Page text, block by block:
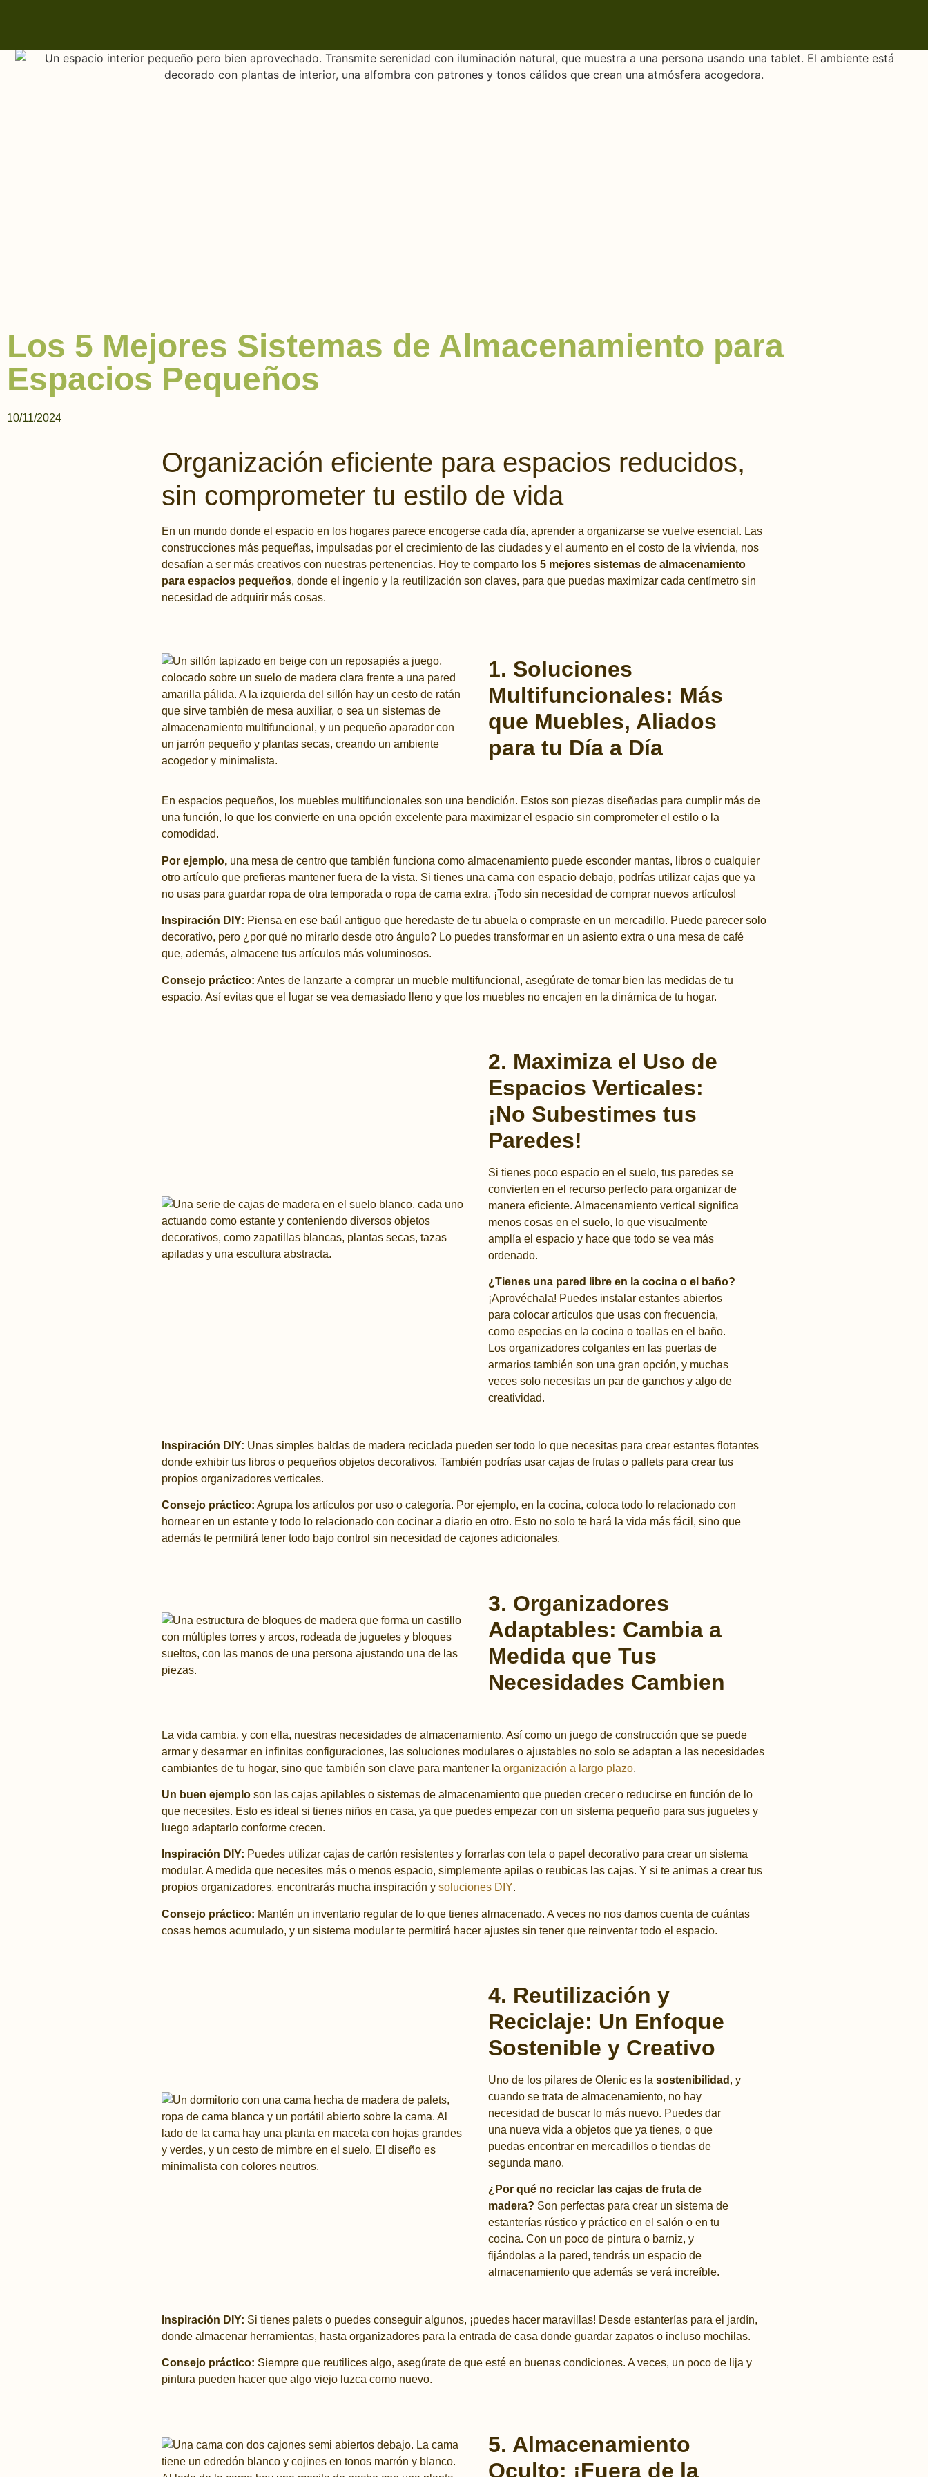
Los 5 Mejores Sistemas de Almacenamiento para
Espacios Pequeños
10/11/2024
Organización eficiente para espacios reducidos,
sin comprometer tu estilo de vida
En un mundo donde el espacio en los hogares parece encogerse cada día, aprender a organizarse se vuelve esencial. Las
construcciones más pequeñas, impulsadas por el crecimiento de las ciudades y el aumento en el costo de la vivienda, nos
desafían a ser más creativos con nuestras pertenencias. Hoy te comparto los 5 mejores sistemas de almacenamiento
para espacios pequeños, donde el ingenio y la reutilización son claves, para que puedas maximizar cada centímetro sin
necesidad de adquirir más cosas.
1. Soluciones
Multifuncionales: Más
que Muebles, Aliados
para tu Día a Día
En espacios pequeños, los muebles multifuncionales son una bendición. Estos son piezas diseñadas para cumplir más de
una función, lo que los convierte en una opción excelente para maximizar el espacio sin comprometer el estilo o la
comodidad.
Por ejemplo,una mesa de centro que también funciona como almacenamiento puede esconder mantas, libros o cualquier
otro artículo que prefieras mantener fuera de la vista. Si tienes una cama con espacio debajo, podrías utilizar cajas que ya
no usas para guardar ropa de otra temporada o ropa de cama extra. ¡Todo sin necesidad de comprar nuevos artículos!
Inspiración DIY: Piensa en ese baúl antiguo que heredaste de tu abuela o compraste en un mercadillo. Puede parecer solo
decorativo, pero ¿por qué no mirarlo desde otro ángulo? Lo puedes transformar en un asiento extra o una mesa de café
que, además, almacene tus artículos más voluminosos.
Consejo práctico: Antes de lanzarte a comprar un mueble multifuncional, asegúrate de tomar bien las medidas de tu
espacio. Así evitas que el lugar se vea demasiado lleno y que los muebles no encajen en la dinámica de tu hogar.
2. Maximiza el Uso de
Espacios Verticales:
¡No Subestimes tus
Paredes!
Si tienes poco espacio en el suelo, tus paredes se
convierten en el recurso perfecto para organizar de
manera eficiente. Almacenamiento vertical significa
menos cosas en el suelo, lo que visualmente
amplía el espacio y hace que todo se vea más
ordenado.
¿Tienes una pared libre en la cocina o el baño?
¡Aprovéchala! Puedes instalar estantes abiertos
para colocar artículos que usas con frecuencia,
como especias en la cocina o toallas en el baño.
Los organizadores colgantes en las puertas de
armarios también son una gran opción, y muchas
veces solo necesitas un par de ganchos y algo de
creatividad.
Inspiración DIY: Unas simples baldas de madera reciclada pueden ser todo lo que necesitas para crear estantes flotantes
donde exhibir tus libros o pequeños objetos decorativos. También podrías usar cajas de frutas o pallets para crear tus
propios organizadores verticales.
Consejo práctico: Agrupa los artículos por uso o categoría. Por ejemplo, en la cocina, coloca todo lo relacionado con
hornear en un estante y todo lo relacionado con cocinar a diario en otro. Esto no solo te hará la vida más fácil, sino que
además te permitirá tener todo bajo control sin necesidad de cajones adicionales.
3. Organizadores
Adaptables: Cambia a
Medida que Tus
Necesidades Cambien
La vida cambia, y con ella, nuestras necesidades de almacenamiento. Así como un juego de construcción que se puede
armar y desarmar en infinitas configuraciones, las soluciones modulares o ajustables no solo se adaptan a las necesidades
cambiantes de tu hogar, sino que también son clave para mantener la organización a largo plazo.
Un buen ejemploson las cajas apilables o sistemas de almacenamiento que pueden crecer o reducirse en función de lo
que necesites. Esto es ideal si tienes niños en casa, ya que puedes empezar con un sistema pequeño para sus juguetes y
luego adaptarlo conforme crecen.
Inspiración DIY: Puedes utilizar cajas de cartón resistentes y forrarlas con tela o papel decorativo para crear un sistema
modular. A medida que necesites más o menos espacio, simplemente apilas o reubicas las cajas. Y si te animas a crear tus
propios organizadores, encontrarás mucha inspiración y soluciones DIY.
Consejo práctico: Mantén un inventario regular de lo que tienes almacenado. A veces no nos damos cuenta de cuántas
cosas hemos acumulado, y un sistema modular te permitirá hacer ajustes sin tener que reinventar todo el espacio.
4. Reutilización y
Reciclaje: Un Enfoque
Sostenible y Creativo
Uno de los pilares de Olenic es la sostenibilidad , y
cuando se trata de almacenamiento, no hay
necesidad de buscar lo más nuevo. Puedes dar
una nueva vida a objetos que ya tienes, o que
puedas encontrar en mercadillos o tiendas de
segunda mano.
¿Por qué no reciclar las cajas de fruta de
madera? Son perfectas para crear un sistema de
estanterías rústico y práctico en el salón o en tu
cocina. Con un poco de pintura o barniz, y
fijándolas a la pared, tendrás un espacio de
almacenamiento que además se verá increíble.
Inspiración DIY: Si tienes palets o puedes conseguir algunos, ¡puedes hacer maravillas! Desde estanterías para el jardín,
donde almacenar herramientas, hasta organizadores para la entrada de casa donde guardar zapatos o incluso mochilas.
Consejo práctico: Siempre que reutilices algo, asegúrate de que esté en buenas condiciones. A veces, un poco de lija y
pintura pueden hacer que algo viejo luzca como nuevo.
5. Almacenamiento
Oculto: ¡Fuera de la